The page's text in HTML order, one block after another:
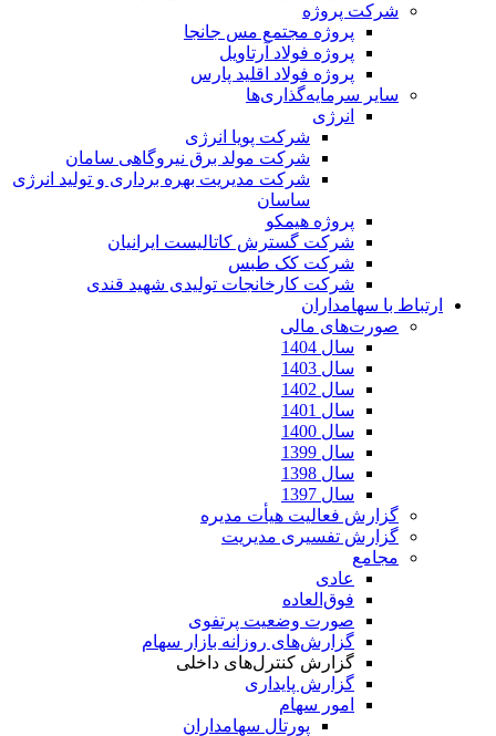
شرکت پروژه
پروژه مجتمع مس جانجا
پروژه فولاد آرتاویل
پروژه فولاد اقلید پارس
سایر سرمایه‌گذاری‌ها
انرژی
شرکت پویا انرژی
شرکت مولد برق نیروگاهی سامان
شرکت مدیریت بهره برداری و تولید انرژی
ساسان
پروژه هیمکو
شرکت گسترش کاتالیست ایرانیان
شرکت کک طبس
شرکت کارخانجات تولیدی شهید قندی
ارتباط با سهامداران
صورت‌های مالی
سال 1404
سال 1403
سال 1402
سال 1401
سال 1400
سال 1399
سال 1398
سال 1397
گزارش فعالیت هیأت مدیره
گزارش تفسیری مدیریت
مجامع
عادی
فوق‌العاده
صورت وضعیت پرتفوی
گزارش‌های روزانه بازار سهام
گزارش کنترل‌های داخلی
گزارش پایداری
امور سهام
پورتال سهامداران